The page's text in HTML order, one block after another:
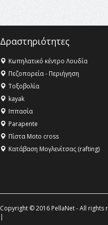
Δραστηριότητες
Κωπηλατικό κέντρο Λουδία
Πεζοπορεία - Περιήγηση
Τοξοβολία
kayak
Ιππασία
Parapente
Πίστα Moto cross
Κατάβαση Μογλενίτσας (rafting)
Copyright © 2016 PellaNet - All
|